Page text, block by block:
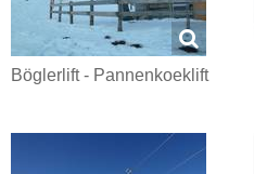
Böglerlift - Pannenkoeklift